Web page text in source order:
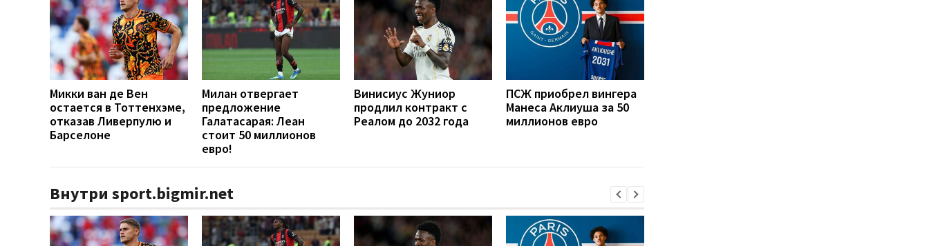
Микки ван де Вен
остается в Тоттенхэме,
отказав Ливерпулю и
Барселоне
Милан отвергает
предложение
Галатасарая: Леан
стоит 50 миллионов
евро!
Винисиус Жуниор
продлил контракт с
Реалом до 2032 года
ПСЖ приобрел вингера
Манеса Аклиуша за 50
миллионов евро
Внутри sport.bigmir.net